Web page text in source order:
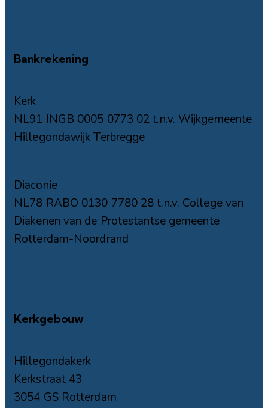
Bankrekening
Kerk
NL91 INGB 0005 0773 02 t.n.v. Wijkgemeente
Hillegondawijk Terbregge
Diaconie
NL78 RABO 0130 7780 28 t.n.v. College van
Diakenen van de Protestantse gemeente
Rotterdam-Noordrand
Kerkgebouw
Hillegondakerk
Kerkstraat 43
3054 GS Rotterdam